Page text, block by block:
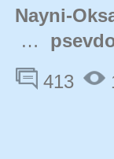
Nayni-
…
413